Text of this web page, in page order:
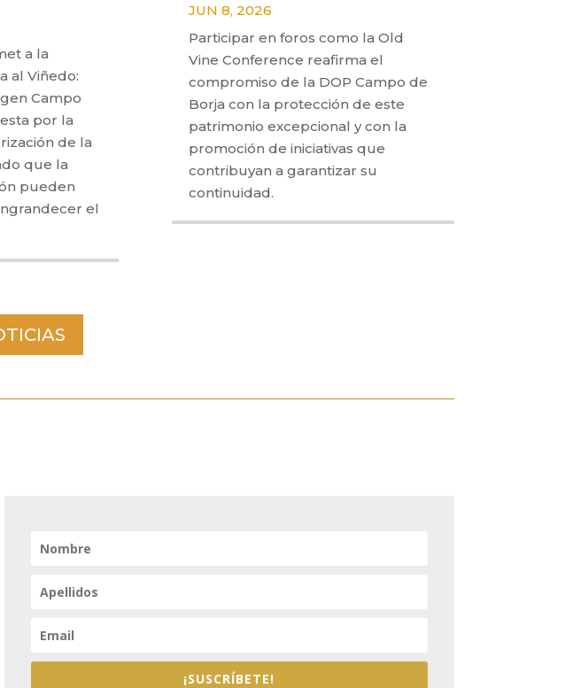
a la
al Viñedo:
Campo
por la
de la
que la
pueden
el
JUN 8, 2026
Participar en foros como la Old
Vine Conference reafirma el
compromiso de la DOP Campo de
Borja con la protección de este
patrimonio excepcional y con la
promoción de iniciativas que
contribuyan a garantizar su
continuidad.
¡SUSCRÍBETE!